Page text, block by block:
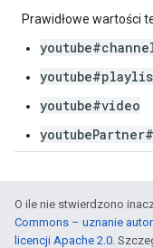
Prawidłowe wartości
youtube#video
O ile nie stwierdzono
Commons – uznanie
licencji Apache 2.0.